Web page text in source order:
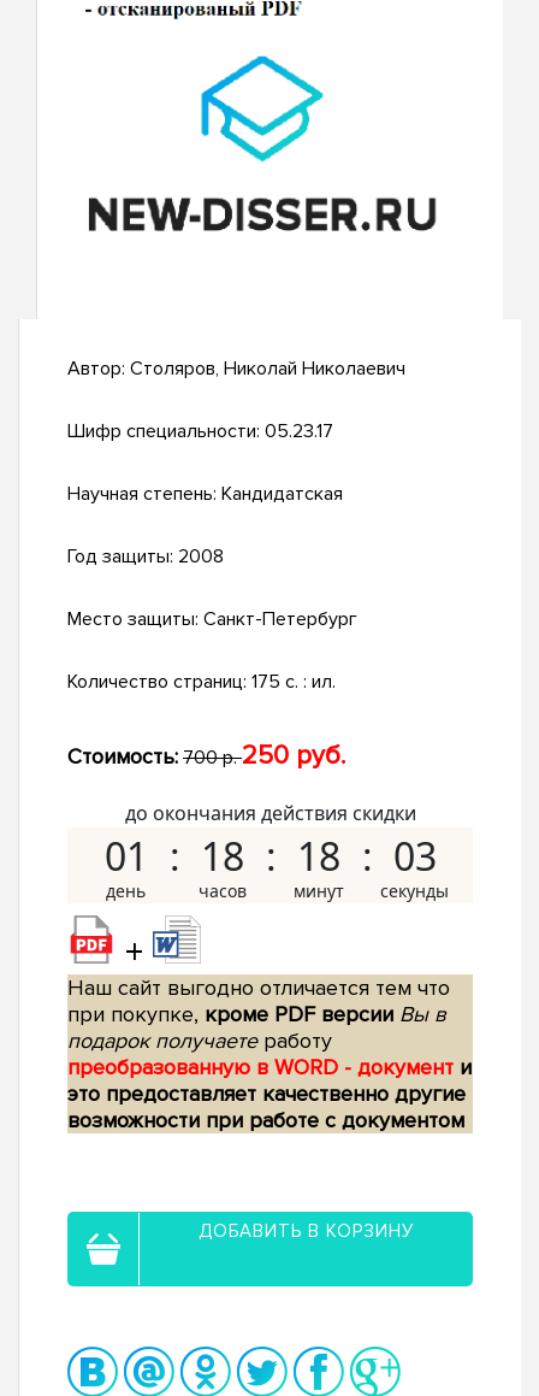
Автор: Столяров, Николай Николаевич
Шифр специальности: 05.23.17
Научная степень: Кандидатская
Год защиты: 2008
Место защиты: Санкт-Петербург
Количество страниц: 175 с. : ил.
Стоимость: 700 р.250 руб.
до окончания действия скидки
01 18 18 02
+
Наш сайт выгодно отличается тем что
при покупке, кроме PDF версии Вы в
подарок получаетеработу
преобразованную в WORD - документ и
это предоставляет качественно другие
возможности при работе с документом
ДОБАВИТЬ В КОРЗИНУ